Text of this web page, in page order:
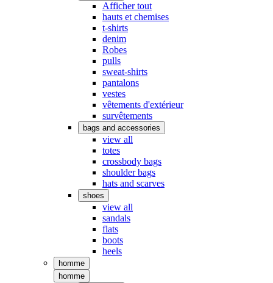
Afficher tout
hauts et chemises
t-shirts
denim
Robes
pulls
sweat-shirts
pantalons
vestes
vêtements d'extérieur
survêtements
bags and accessories
view all
totes
crossbody bags
shoulder bags
hats and scarves
shoes
view all
sandals
flats
boots
heels
homme
homme